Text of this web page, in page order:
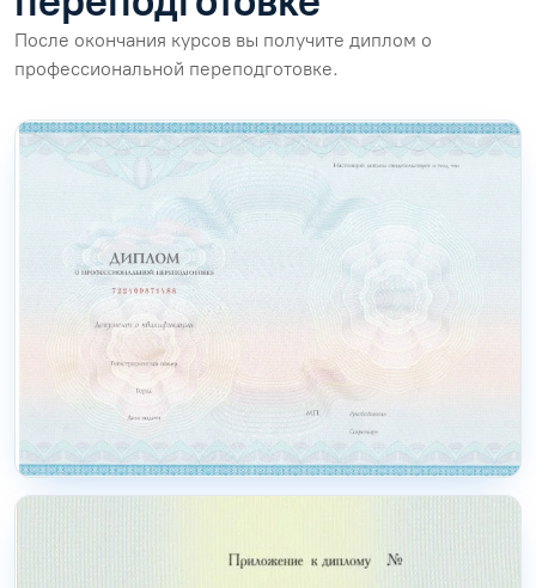
После окончания курсов вы получите диплом о
профессиональной переподготовке.